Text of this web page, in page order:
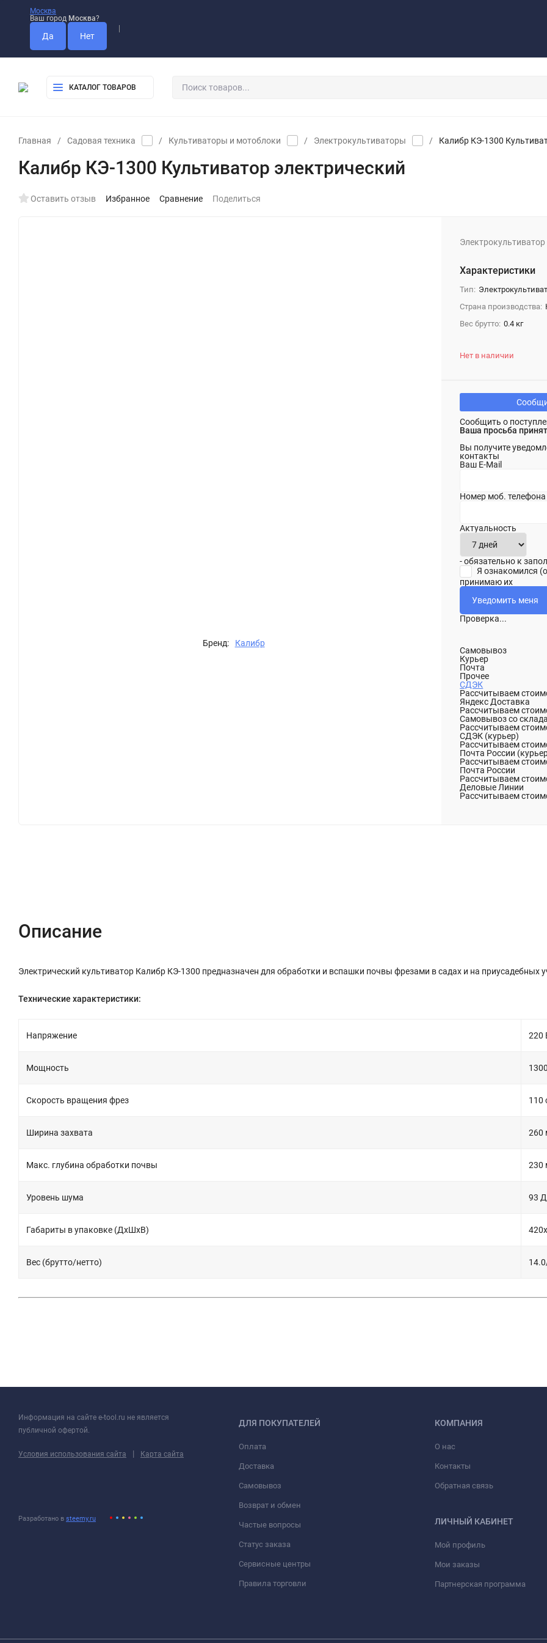
Москва
Ваш город Москва?
КАТАЛОГ ТОВАРОВ
Главная / Садовая техника / Культиваторы и мотоблоки / Электрокультиваторы / Калибр КЭ-1300
Калибр КЭ-1300 Культиватор электрический
Оставить отзыв Избранное Сравнение Поделиться
Бренд: Калибр
Электрокультиватор
Характеристики
Тип:
Страна производства:
Вес брутто: 0.4 кг
Нет в наличии
Сообщить о
Ваша просьба
Вы получите
контакты
Ваш E-Mail
Номер моб. телефона
Актуальность
- обязательно к
Я ознакомился
принимаю их
Проверка...
Самовывоз
Курьер
Почта
Прочее
СДЭК
Рассчитываем
Яндекс Доставка
Рассчитываем
Самовывоз со склада
Рассчитываем
СДЭК (курьер)
Рассчитываем
Почта России
Рассчитываем
Почта России
Рассчитываем
Деловые Линии
Рассчитываем
Описание
Электрический культиватор Калибр КЭ-1300 предназначен для обработки и вспашки почвы фрезами в садах и на приусадебных
Технические характеристики:
Напряжение 220
Мощность
Скорость вращения фрез 110
Ширина захвата 260
Макс. глубина обработки почвы 230
Уровень шума 93
Габариты в упаковке (ДхШхВ)
Вес (брутто/нетто)
Информация на сайте e-tool.ru не является
публичной офертой.
Условия использования сайта | Карта сайта
Разработано в steemy.ru
ДЛЯ ПОКУПАТЕЛЕЙ
Оплата
Доставка
Самовывоз
Возврат и обмен
Частые вопросы
Статус заказа
Сервисные центры
Правила торговли
КОМПАНИЯ
О нас
Контакты
Обратная связь
ЛИЧНЫЙ КАБИНЕТ
Мой профиль
Мои заказы
Партнерская программа